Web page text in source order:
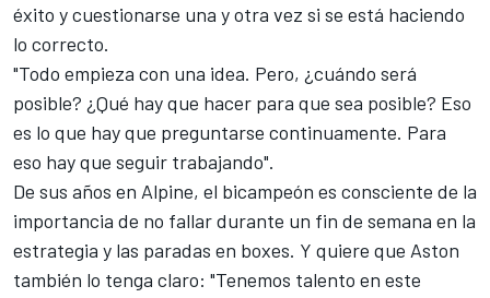
éxito y cuestionarse una y otra vez si se está haciendo
lo correcto.
"Todo empieza con una idea. Pero, ¿cuándo será
posible? ¿Qué hay que hacer para que sea posible? Eso
es lo que hay que preguntarse continuamente. Para
eso hay que seguir trabajando".
De sus años en Alpine, el bicampeón es consciente de la
importancia de no fallar durante un fin de semana en la
estrategia y las paradas en boxes. Y quiere que Aston
también lo tenga claro: "Tenemos talento en este